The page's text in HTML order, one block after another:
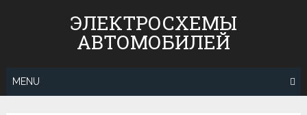
ЭЛЕКТРОСХЕМЫ
АВТОМОБИЛЕЙ
MENU